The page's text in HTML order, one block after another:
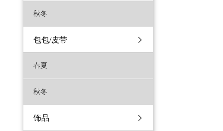
秋冬
包包/皮带
春夏
秋冬
饰品